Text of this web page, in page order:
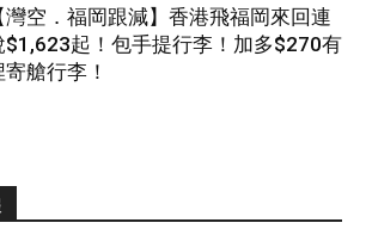
灣空．福岡跟減】香港飛福岡來回連
$1,623起！包手提行李！加多$270有
寄艙行李！